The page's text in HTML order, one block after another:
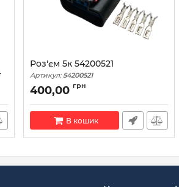
Роз'єм 5к 54200521
Артикул: 54200521
400,00 грн
В кошик